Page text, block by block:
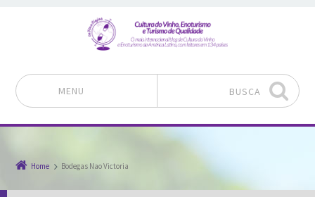
MENU BUSCA
Home Bodegas Nao Victoria